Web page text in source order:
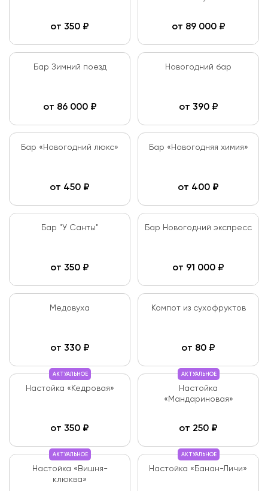
от 350 ₽ от 89 000₽
Бар Зимний поезд
от 86 000₽
Новогодний бар
от 390₽
Бар «Новогодний люкс»
от 450 ₽
Бар «Новогодняя химия»
от 400 ₽
Бар "У Санты"
от 350 ₽
Бар Новогодний экспресс
от 91 000 ₽
Медовуха
от 330₽
Компот из сухофруктов
от 80 ₽
АКТУАЛЬНОЕ
Настойка «Кедровая»
от 350 ₽
АКТУАЛЬНОЕ
Настойка
«Мандариновая»
от 250 ₽
АКТУАЛЬНОЕ
Настойка «Вишня-
клюква»
АКТУАЛЬНОЕ
Настойка «Банан-Личи»